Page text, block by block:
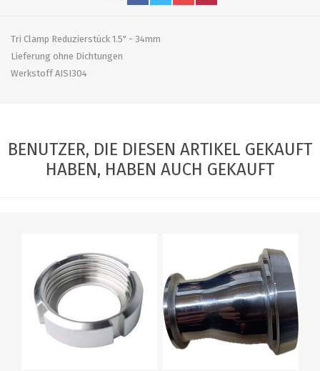
Tri Clamp Reduzierstück 1.5" - 34mm
Lieferung ohne Dichtungen
Werkstoff AISI304
BENUTZER, DIE DIESEN ARTIKEL GEKAUFT
HABEN, HABEN AUCH GEKAUFT